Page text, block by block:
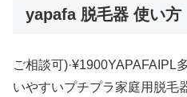
yapafa 脱毛器 使い方
ご相談可)·¥1900YAPAFAIPL
いやすいプチプラ家庭用脱毛